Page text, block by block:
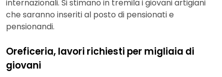
internazionali. Si stimano in tremila i giovani artigiani
che saranno inseriti al posto di pensionati e
pensionandi.
Oreficeria, lavori richiesti per migliaia di
giovani